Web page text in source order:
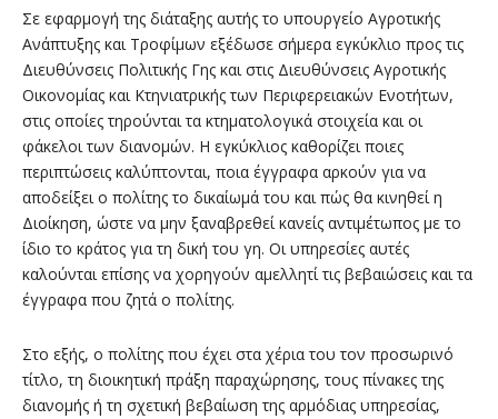
Σε εφαρμογή της διάταξης αυτής το υπουργείο Αγροτικής
Ανάπτυξης και Τροφίμων εξέδωσε σήμερα εγκύκλιο προς τις
Διευθύνσεις Πολιτικής Γης και στις Διευθύνσεις Αγροτικής
Οικονομίας και Κτηνιατρικής των Περιφερειακών Ενοτήτων,
στις οποίες τηρούνται τα κτηματολογικά στοιχεία και οι
φάκελοι των διανομών. Η εγκύκλιος καθορίζει ποιες
περιπτώσεις καλύπτονται, ποια έγγραφα αρκούν για να
αποδείξει ο πολίτης το δικαίωμά του και πώς θα κινηθεί η
Διοίκηση, ώστε να μην ξαναβρεθεί κανείς αντιμέτωπος με το
ίδιο το κράτος για τη δική του γη. Οι υπηρεσίες αυτές
καλούνται επίσης να χορηγούν αμελλητί τις βεβαιώσεις και τα
έγγραφα που ζητά ο πολίτης.
Στο εξής, ο πολίτης που έχει στα χέρια του τον προσωρινό
τίτλο, τη διοικητική πράξη παραχώρησης, τους πίνακες της
διανομής ή τη σχετική βεβαίωση της αρμόδιας υπηρεσίας,